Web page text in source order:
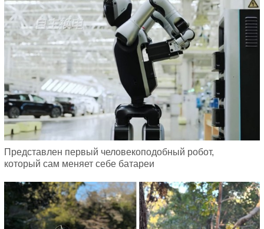
Представлен первый человекоподобный робот,
который сам меняет себе батареи